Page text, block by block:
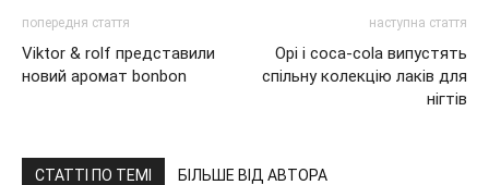
попередня стаття
Viktor & rolf представили
новий аромат bonbon
наступна стаття
Opi і coca-cola випустять
спільну колекцію лаків для
нігтів
СТАТТІ ПО ТЕМІ БІЛЬШЕ ВІД АВТОРА